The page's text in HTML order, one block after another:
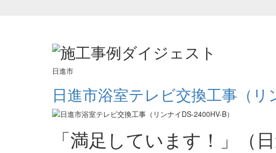
日進市
日進市浴室テレビ交換工事（リ
「満足しています！」（